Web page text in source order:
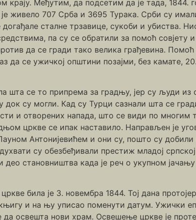
Међутим, да подсетим да је тада, 1844.
живело 707 Срба и 3695 Турака. Срби су
сталне трзавице, сукоби и убиства.
па су се обратили за помоћ совјету и
да се гради тако велика грађевина. Помоћ
да се ужичкој општини позајми, без камате,
шта се то припрема за градњу, јер су људи из
док су могли. Кад су Турци сазнали шта се
и отворених напада, што се види по многим
цркве се ипак наставило. Направљен је
Антонијевићем и они су, пошто су добили
су обезбеђивали престиж младој
део становништва када је реч о укупном
била је 3. новембра 1844. Тој дана
и на њу уписао поменути датум. Ужички
да освешта нови храм. Освешење цркве је